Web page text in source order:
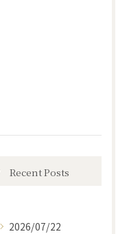
Recent Posts
2026/07/22